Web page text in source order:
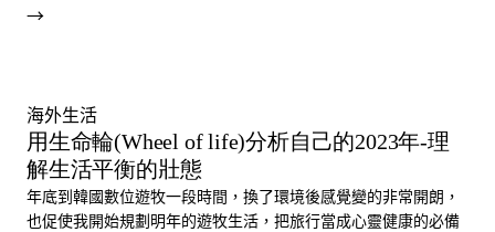
→
海外生活
用生命輪(Wheel of life)分析自己的2023年-理
解生活平衡的壯態
年底到韓國數位遊牧一段時間，換了環境後感覺變的非常開朗，
也促使我開始規劃明年的遊牧生活，把旅行當成心靈健康的必備